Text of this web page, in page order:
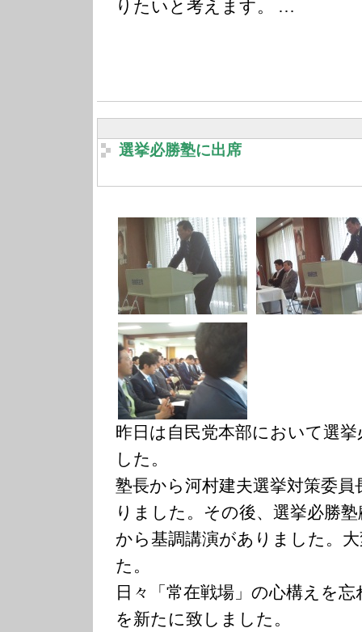
りたいと考えます。 …
選挙必勝塾に出席
昨日は自民党本部において選
した。
塾長から河村建夫選挙対策委
りました。その後、選挙必勝
から基調講演がありました。
た。
日々「常在戦場」の心構えを
を新たに致しました。